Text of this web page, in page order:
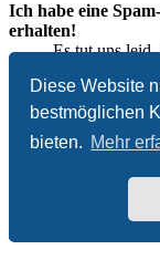
Diese Website
bestmöglichen
bieten. Mehr
Ich habe eine
erhalten!
Es tut uns
Forums hat
solche
einem
haben,
(Headers)
Benutzer,
kann dann